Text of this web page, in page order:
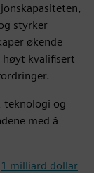
styrker
økende
kvalifisert
teknologi og
med å
1 milliard dollar